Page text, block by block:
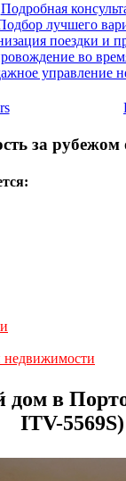
Подробная
лучшего
поездки и
во
управление
за рубежом
недвижимости
в
ITV-5569S)